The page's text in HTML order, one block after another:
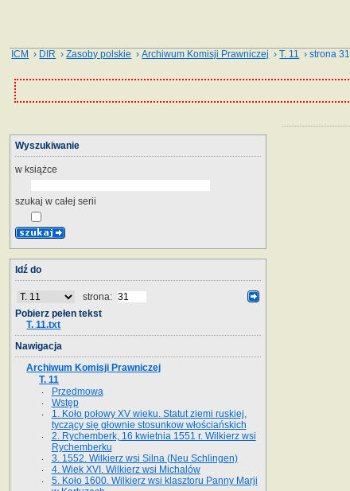
ICM › DIR ›Zasoby polskie ›Archiwum Komisji Prawniczej ›T. 11 › strona 31
Wyszukiwanie
w książce
szukaj w całej serii
Idź do
strona:
Pobierz pełen tekst
T. 11.txt
Nawigacja
Archiwum Komisji Prawniczej
T. 11
Przedmowa
Wstęp
1. Koło połowy XV wieku. Statut ziemi ruskiej,
tyczący się głownie stosunkow włościańskich
2. Rychemberk, 16 kwietnia 1551 r. Wilkierz wsi
Rychemberku
3. 1552. Wilkierz wsi Silna (Neu Schlingen)
4. Wiek XVI. Wilkierz wsi Michalów
5. Koło 1600. Wilkierz wsi klasztoru Panny Marji